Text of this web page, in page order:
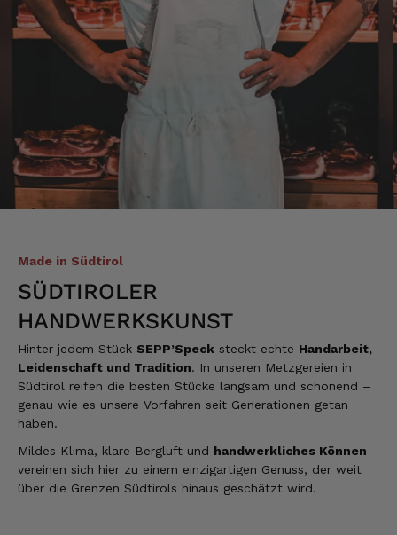
Made in Südtirol
SÜDTIROLER
HANDWERKSKUNST
Hinter jedem Stück SEPP’Speck steckt echte Handarbeit,
Leidenschaft und Tradition. In unseren Metzgereien in
Südtirol reifen die besten Stücke langsam und schonend –
genau wie es unsere Vorfahren seit Generationen getan
haben.
Mildes Klima, klare Bergluft und handwerkliches Können
vereinen sich hier zu einem einzigartigen Genuss, der weit
über die Grenzen Südtirols hinaus geschätzt wird.
Markus
Verifizierter Kunde
Hervorragende Qualität mit Geschmack
4.8.2026
Alle Bewertungen Lesen